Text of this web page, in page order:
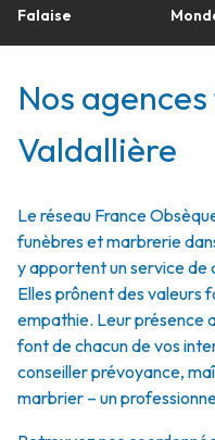
Falaise
Nos
Valdallière
Le réseau France
funèbres et marbrerie
y apportent un service de
Elles prônent des valeurs
empathie. Leur présence
font de chacun de vos
conseiller prévoyance,
marbrier – un